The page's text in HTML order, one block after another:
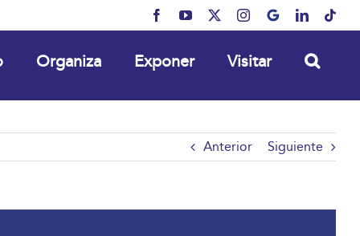
FacebookYouTube Instagram
MyBusinessLinkedIn
Organiza Exponer Visitar
Anterior Siguiente